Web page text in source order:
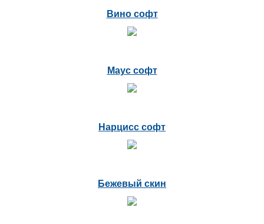
Вино софт
Маус софт
Нарцисс софт
Бежевый скин